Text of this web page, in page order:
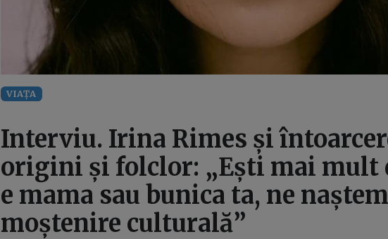
VIAȚA
Interviu. Irina Rimes și
origini și folclor: „Ești mai mult
e mama sau bunica ta, ne
moștenire culturală”